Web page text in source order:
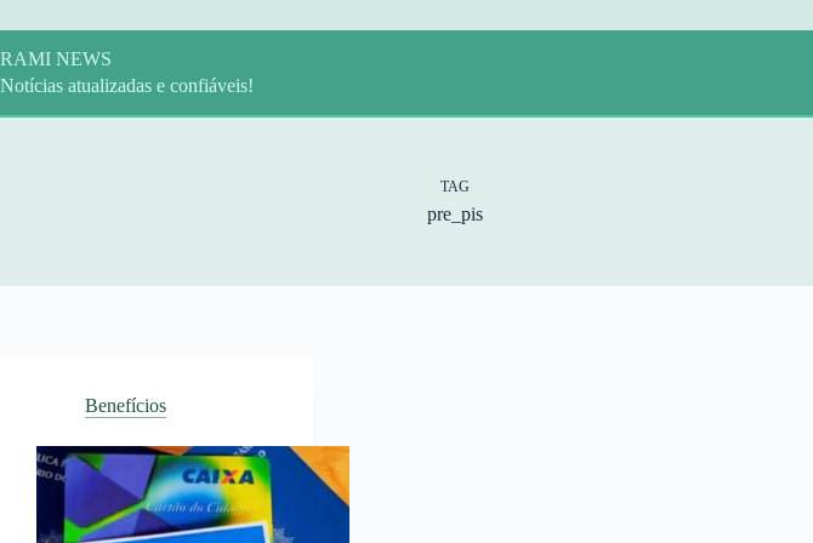
para
o
conteúdo
RAMI NEWS
Notícias atualizadas e confiáveis!
TAG
pre_pis
Benefícios